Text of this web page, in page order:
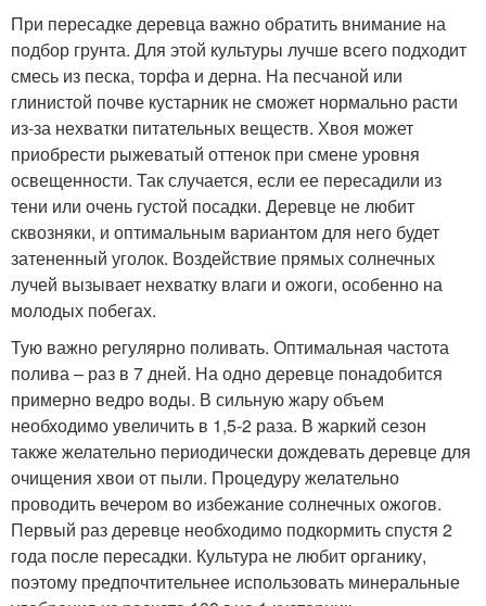
При пересадке деревца важно обратить внимание на
подбор грунта. Для этой культуры лучше всего подходит
смесь из песка, торфа и дерна. На песчаной или
глинистой почве кустарник не сможет нормально расти
из-за нехватки питательных веществ. Хвоя может
приобрести рыжеватый оттенок при смене уровня
освещенности. Так случается, если ее пересадили из
тени или очень густой посадки. Деревце не любит
сквозняки, и оптимальным вариантом для него будет
затененный уголок. Воздействие прямых солнечных
лучей вызывает нехватку влаги и ожоги, особенно на
молодых побегах.
Тую важно регулярно поливать. Оптимальная частота
полива – раз в 7 дней. На одно деревце понадобится
примерно ведро воды. В сильную жару объем
необходимо увеличить в 1,5-2 раза. В жаркий сезон
также желательно периодически дождевать деревце для
очищения хвои от пыли. Процедуру желательно
проводить вечером во избежание солнечных ожогов.
Первый раз деревце необходимо подкормить спустя 2
года после пересадки. Культура не любит органику,
поэтому предпочтительнее использовать минеральные